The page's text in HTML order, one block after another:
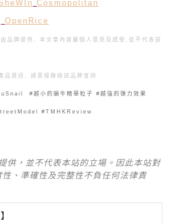
Cosmopolitan
OpenRice
品牌提供, 本文章內容屬個人意見及感受, 並不代表該
品資訊, 請直接聯絡該品牌查詢
#越小的蝸牛精華粒子 #越強的彈力效果
#TMHKReview
供，並不代表本站的立場。因此本站對
、準確性及完整性不負任何法律責